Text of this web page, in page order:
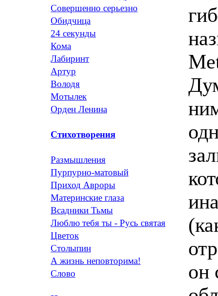
Совершенно серьезно
Обидчица
24 секунды
Кома
Лабиринт
Артур
Володя
Мотылек
Орден Ленина
Стихотворения
Размышления
Пурпурно-матовый
Приход Авроры
Материнские глаза
Всадники Тьмы
Люблю тебя ты - Русь святая
Цветок
Столыпин
А жизнь неповторима!
Слово
он